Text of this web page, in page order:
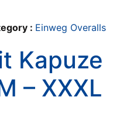
: Einweg Overalls
Kapuze
– XXXL